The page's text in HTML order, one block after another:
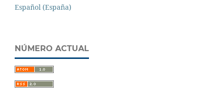
Español (España)
NÚMERO ACTUAL